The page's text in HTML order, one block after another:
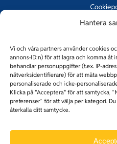
Hantera
Vi och våra partners använder cookies
annons-ID:n) för att lagra och komma åt
behandlar personuppgifter (t.ex. IP-
nätverksidentifierare) för att mäta
personaliserade och icke-
Klicka på "Acceptera" för att samtycka,
preferenser" för att välja per kategori.
återkalla ditt samtycke.
Holmqvist entreprenad